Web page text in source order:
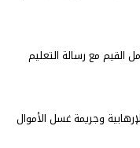
القيم مع رسالة التعليم
وجريمة غسل الأموال